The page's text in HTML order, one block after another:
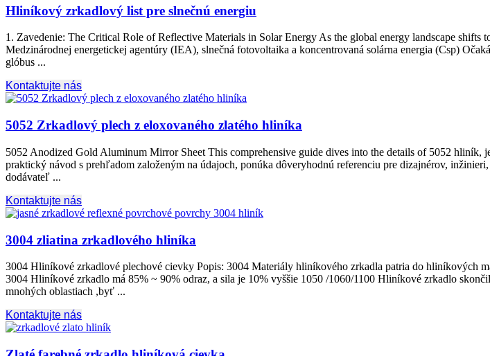
Hliníkový zrkadlový list pre slnečnú energiu
1. Zavedenie: The Critical Role of Reflective Materials in Solar Energy As the global energy landscape shifts
Medzinárodnej energetickej agentúry (IEA), slnečná fotovoltaika a koncentrovaná solárna energia (Csp)
glóbus ...
Kontaktujte nás
5052 Zrkadlový plech z eloxovaného zlatého hliníka
5052 Anodized Gold Aluminum Mirror Sheet This comprehensive guide dives into the details of5052 hliník,
praktický návod s prehľadom založeným na údajoch, ponúka dôveryhodnú referenciu pre dizajnérov,
dodávateľ ...
Kontaktujte nás
3004 zliatina zrkadlového hliníka
3004 Hliníkové zrkadlové plechové cievky Popis: 3004 Materiály hliníkového zrkadla patria do hliníkových
3004 Hliníkové zrkadlo má 85% ~ 90% odraz, a sila je 10% vyššie 1050 /1060/1100 Hliníkové zrkadlo
mnohých oblastiach ,byť ...
Kontaktujte nás